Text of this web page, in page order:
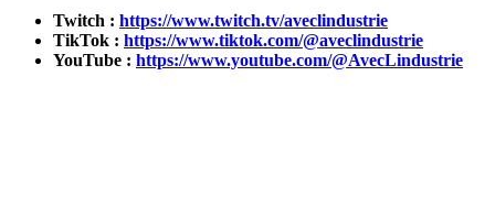
Twitch : https://www.twitch.tv/aveclindustrie
TikTok : https://www.tiktok.com/@aveclindustrie
YouTube : https://www.youtube.com/@AvecLindustrie